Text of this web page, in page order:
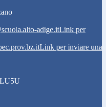
adige.itLink per
Link per inviare una